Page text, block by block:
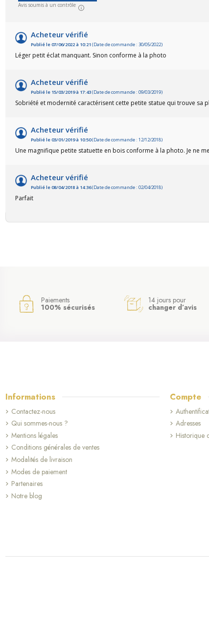
Avis soumis à un contrôle
Acheteur vérifié
Publié le 07/06/2022 à 10:21 (Date de commande : 30/05/2022)
Léger petit éclat manquant. Sinon conforme à la photo
Acheteur vérifié
Publié le 15/03/2019 à 17:43(Date de commande : 09/03/2019)
Sobriété et modernité caractérisent cette petite statue qui trouve sa
Acheteur vérifié
Publié le 03/01/2019 à 10:50(Date de commande : 12/12/2018)
Une magnifique petite statuette en bois conforme à la photo. Je ne
Acheteur vérifié
Publié le 08/04/2018 à 14:36(Date de commande : 02/04/2018)
Parfait
Paiements
100% sécurisés
14 jours pour
changer d’avis
Informations
Contactez-nous
Qui sommes-nous ?
Mentions légales
Conditions générales de ventes
Modalités de livraison
Modes de paiement
Partenaires
Notre blog
Compte
Adresses
Historique